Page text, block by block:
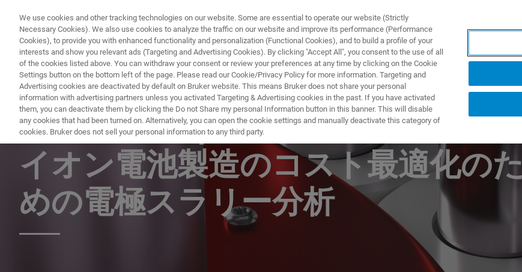
製品とソリューション アプリケーション
Bruker minispecを用いたリチウム
イオン電池製造のコスト最適化のた
めの電極スラリー分析
We use cookies and other tracking technologies on our website. Some are essential to operate our website (Strictly
Necessary Cookies). We also use cookies to analyze the traffic on our website and improve its performance (Performance
Cookies), to provide you with enhanced functionality and personalization (Functional Cookies), and to build a profile of your
interests and show you relevant ads (Targeting and Advertising Cookies). By clicking "Accept All", you consent to the use of all
of the cookies listed above. You can withdraw your consent or review your preferences at any time by clicking on the Cookie
Settings button on the bottom left of the page. Please read our Cookie/Privacy Policy for more information. Targeting and
Advertising cookies are deactivated by default on Bruker website. This means Bruker does not share your personal
information with advertising partners unless you activated Targeting & Advertising cookies in the past. If you have activated
them, you can deactivate them by clicking the Do not Share my personal Information button in this banner. This will disable
any cookies that had been turned on. Alternatively, you can open the cookie settings and manually deactivate this category of
cookies. Bruker does not sell your personal information to any third party.